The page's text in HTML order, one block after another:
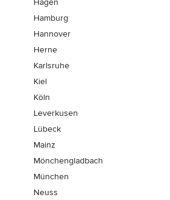
Hagen
Hamburg
Hannover
Herne
Karlsruhe
Kiel
Köln
Leverkusen
Lübeck
Mainz
Mönchen­gladbach
München
Neuss